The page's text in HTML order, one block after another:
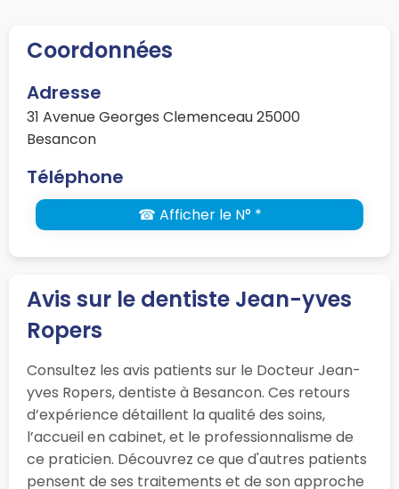
Coordonnées
Adresse
31 Avenue Georges Clemenceau 25000
Besancon
Téléphone
☎ Afficher le N° *
Avis sur le dentiste Jean-yves
Ropers
Consultez les avis patients sur le Docteur Jean-
yves Ropers, dentiste à Besancon. Ces retours
d’expérience détaillent la qualité des soins,
l’accueil en cabinet, et le professionnalisme de
ce praticien. Découvrez ce que d'autres patients
pensent de ses traitements et de son approche